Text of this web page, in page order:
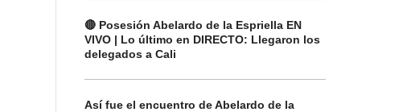
🔴 Posesión Abelardo de la Espriella EN
VIVO | Lo último en DIRECTO: Llegaron los
delegados a Cali
Así fue el encuentro de Abelardo de la